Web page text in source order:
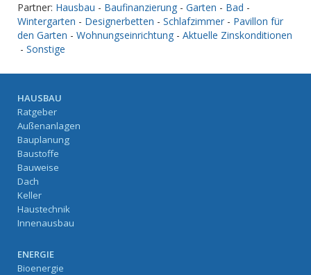
Partner: Hausbau - Baufinanzierung - Garten - Bad -
Wintergarten - Designerbetten - Schlafzimmer - Pavillon für
den Garten - Wohnungseinrichtung - Aktuelle Zinskonditionen
- Sonstige
HAUSBAU
Ratgeber
Außenanlagen
Bauplanung
Baustoffe
Bauweise
Dach
Keller
Haustechnik
Innenausbau
ENERGIE
Bioenergie